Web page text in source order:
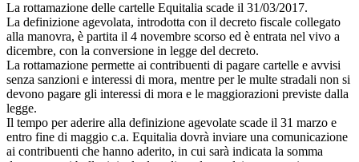
La rottamazione delle cartelle Equitalia scade il 31/03/2017.
La definizione agevolata, introdotta con il decreto fiscale collegato
alla manovra, è partita il 4 novembre scorso ed è entrata nel vivo a
dicembre, con la conversione in legge del decreto.
La rottamazione permette ai contribuenti di pagare cartelle e avvisi
senza sanzioni e interessi di mora, mentre per le multe stradali non si
devono pagare gli interessi di mora e le maggiorazioni previste dalla
legge.
Il tempo per aderire alla definizione agevolate scade il 31 marzo e
entro fine di maggio c.a. Equitalia dovrà inviare una comunicazione
ai contribuenti che hanno aderito, in cui sarà indicata la somma